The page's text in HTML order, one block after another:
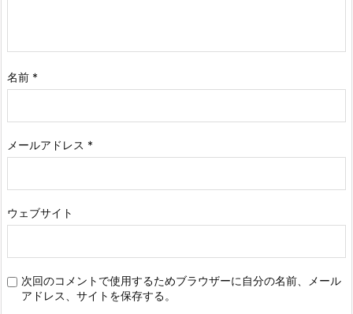
名前 *
メールアドレス *
ウェブサイト
次回のコメントで使用するためブラウザーに自分の名前、メール
アドレス、サイトを保存する。